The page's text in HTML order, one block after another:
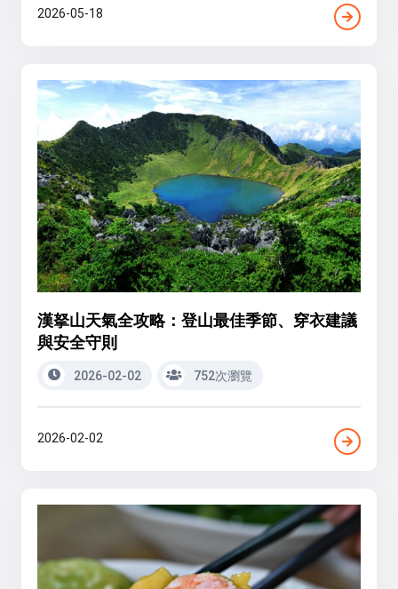
2026-05-18
漢拏山天氣全攻略：登山最佳季節、穿衣建議
與安全守則
2026-02-02 752次瀏覽
2026-02-02